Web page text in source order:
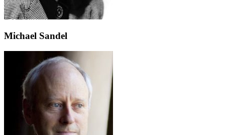
Michael Sandel